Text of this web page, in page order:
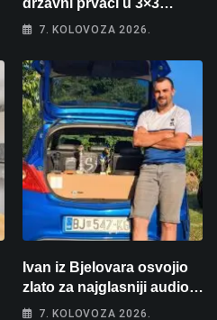
košarci, Klara Končar je
stolnom tenisu!
7. KOLOVOZA 2026.
Ivan iz Bjelovara osvojio
zlato za najglasniji audio
sustav i srušio osobni
7. KOLOVOZA 2026.